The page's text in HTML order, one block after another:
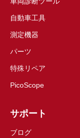
自動車工具
測定機器
パーツ
特殊リペア
PicoScope
サポート
ブログ